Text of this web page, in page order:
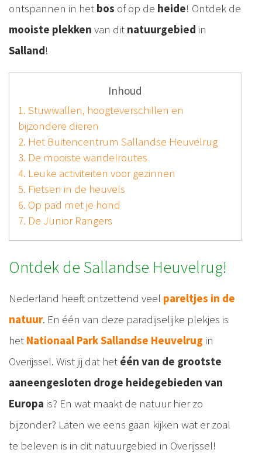
ontspannen in het bos of op de heide! Ontdek de
mooiste plekken van dit natuurgebied in
Salland!
Inhoud
1. Stuwwallen, hoogteverschillen en
bijzondere dieren
2. Het Buitencentrum Sallandse Heuvelrug
3. De mooiste wandelroutes
4. Leuke activiteiten voor gezinnen
5. Fietsen in de heuvels
6. Op pad met je hond
7. De Junior Rangers
Ontdek de Sallandse Heuvelrug!
Nederland heeft ontzettend veel pareltjes in de
natuur. En één van deze paradijselijke plekjes is
het Nationaal Park Sallandse Heuvelrug in
Overijssel. Wist jij dat het één van de grootste
aaneengesloten droge heidegebieden van
Europa is? En wat maakt de natuur hier zo
bijzonder? Laten we eens gaan kijken wat er zoal
te beleven is in dit natuurgebied in Overijssel!